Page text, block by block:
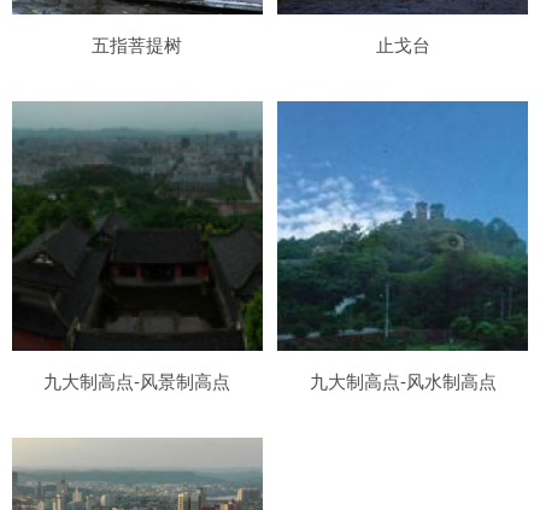
五指菩提树 止戈台
九大制高点-风景制高点 九大制高点-风水制高点